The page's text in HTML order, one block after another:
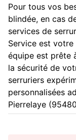
Pour tous vos
blindée, en cas
services de
Service est
équipe est prête
la sécurité de
serruriers
personnalisées
Pierrelaye